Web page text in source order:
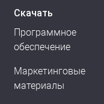
Скачать
Программное
обеспечение
Маркетинговые
материалы